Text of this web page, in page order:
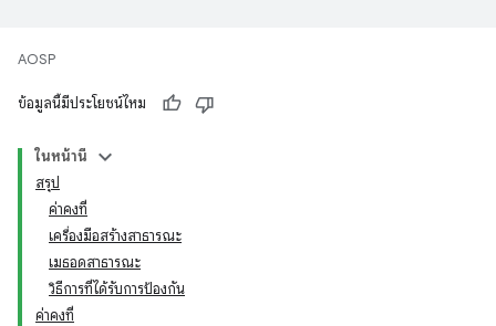
AOSP
ข้อมูลนี้มีประโยชน์ไหม
ในหน้านี้
สรุป
ค่าคงที่
เครื่องมือสร้างสาธารณะ
เมธอดสาธารณะ
วิธีการที่ได้รับการป้องกัน
ค่าคงที่